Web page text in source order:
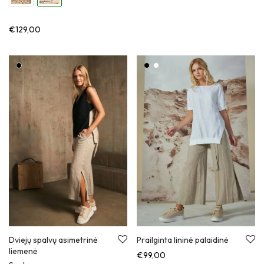
€129,00
Dviejų spalvų asimetrinė
liemenė
Prailginta lininė palaidinė
€99,00